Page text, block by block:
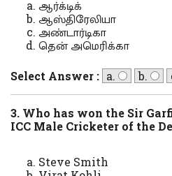
ஆர்க்டிக்
ஆஸ்திரேலியா
அண்டார்டிகா
தென் அமெரிக்கா
Select Answer : a. b.
3. Who has won the Sir
ICC Male Cricketer of the
Steve Smith